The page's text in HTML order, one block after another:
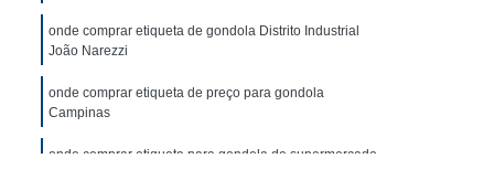
Rolo Etiqueta Térmica
Rótulos
Rótulos Adesivos
Rótulos de Garrafas Personalizados
Rótulos Personalizados
onde comprar etiqueta de gondola Distrito Industrial
João Narezzi
onde comprar etiqueta de preço para gondola
Campinas
onde comprar etiqueta para gondola de supermercado